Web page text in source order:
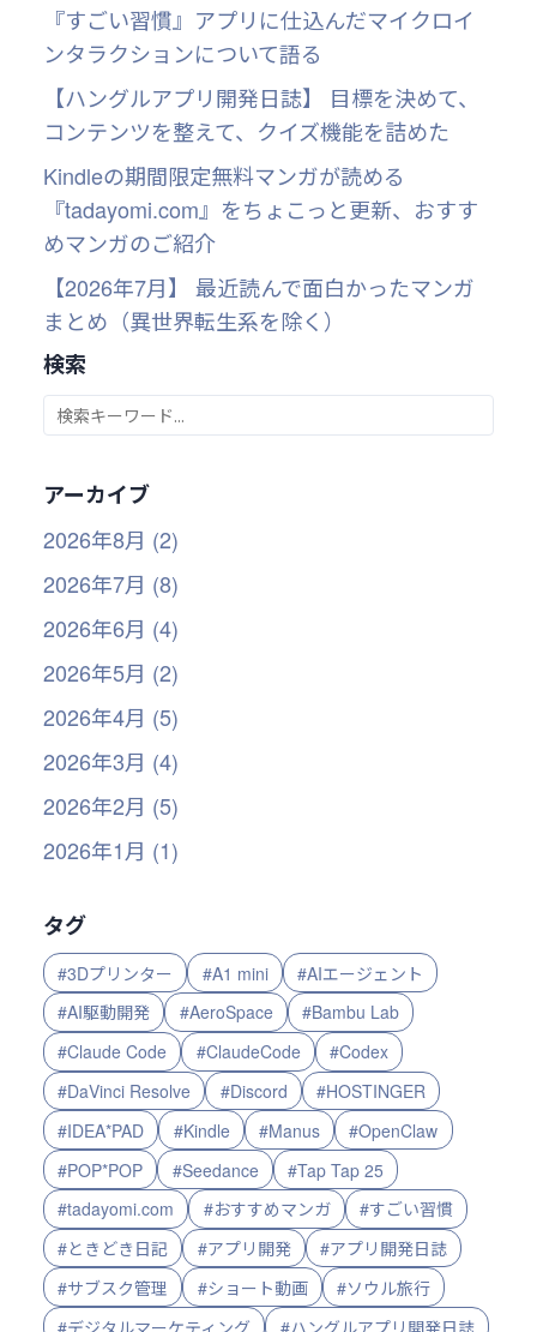
『すごい習慣』アプリに仕込んだマイクロイ
ンタラクションについて語る
【ハングルアプリ開発日誌】 目標を決めて、
コンテンツを整えて、クイズ機能を詰めた
Kindleの期間限定無料マンガが読める
『tadayomi.com』をちょこっと更新、おすす
めマンガのご紹介
【2026年7月】 最近読んで面白かったマンガ
まとめ（異世界転生系を除く）
検索
アーカイブ
2026年8月 (2)
2026年7月 (8)
2026年6月 (4)
2026年5月 (2)
2026年4月 (5)
2026年3月 (4)
2026年2月 (5)
2026年1月 (1)
タグ
#3Dプリンター #A1 mini
#AIエージェント
#AI駆動開発
#AeroSpace
#Bambu Lab
#Claude Code
#ClaudeCode
#Codex
#DaVinci Resolve
#Discord
#HOSTINGER
#IDEA*PAD
#Kindle #Manus
#OpenClaw
#POP*POP
#Seedance
#Tap Tap 25
#tadayomi.com
#おすすめマンガ
#すごい習慣
#ときどき日記
#アプリ開発
#アプリ開発日誌
#サブスク管理
#ショート動画
#ソウル旅行
#デジタルマーケティング
#ハングルアプリ開発日誌